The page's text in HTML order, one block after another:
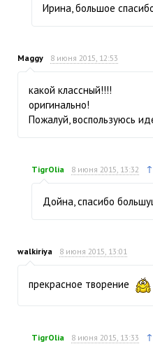
Ирина, большое
Maggy 8 июня 2015, 12:53
какой классный!!!!
оригинально!
Пожалуй, воспользуюсь
TigrOlia 8 июня 2015, 13:32 ↑
Дойна, спасибо
walkiriya 8 июня 2015, 13:01
прекрасное творение
TigrOlia 8 июня 2015, 13:33 ↑